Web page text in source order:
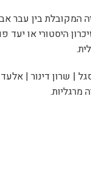
המקובלת בין עבר
היסטורי או יעד
| שרון דינור | אלעד
מרגליות.